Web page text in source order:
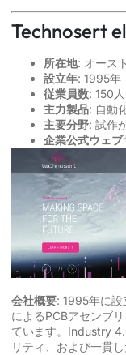
Technosert
所在地: オース
設立年: 1995年
従業員数: 150人
主力製品: 自動
主要分野: 試作
企業公式ウェブ
会社概要: 1995年に
によるPCBアセンブ
ています。Industry
リティ、および一貫